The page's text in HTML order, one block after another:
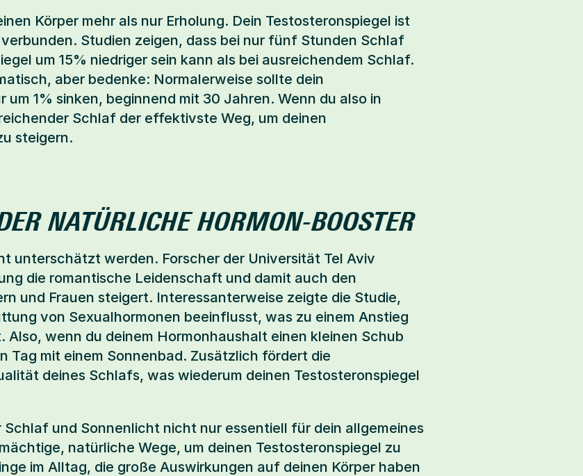
Körper mehr als nur Erholung. Dein Testosteronspiegel ist
Studien zeigen, dass bei nur fünf Stunden Schlaf
um 15% niedriger sein kann als bei ausreichendem Schlaf.
aber bedenke: Normalerweise sollte dein
um 1% sinken, beginnend mit 30 Jahren. Wenn du also in
Schlaf der effektivste Weg, um deinen
steigern.
NATÜRLICHE HORMON-BOOSTER
unterschätzt werden. Forscher der Universität Tel Aviv
die romantische Leidenschaft und damit auch den
und Frauen steigert. Interessanterweise zeigte die Studie,
von Sexualhormonen beeinflusst, was zu einem Anstieg
wenn du deinem Hormonhaushalt einen kleinen Schub
Tag mit einem Sonnenbad. Zusätzlich fördert die
deines Schlafs, was wiederum deinen Testosteronspiegel
Schlaf und Sonnenlicht nicht nur essentiell für dein allgemeines
natürliche Wege, um deinen Testosteronspiegel zu
im Alltag, die große Auswirkungen auf deinen Körper haben